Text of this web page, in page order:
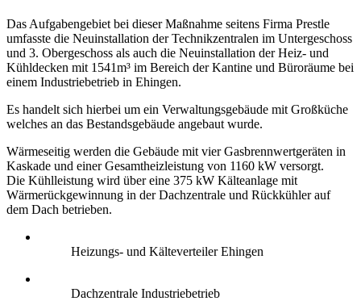
Das Aufgabengebiet bei dieser Maßnahme seitens Firma Prestle
umfasste die Neuinstallation der Technikzentralen im Untergeschoss
und 3. Obergeschoss als auch die Neuinstallation der Heiz- und
Kühldecken mit 1541m³ im Bereich der Kantine und Büroräume bei
einem Industriebetrieb in Ehingen.
Es handelt sich hierbei um ein Verwaltungsgebäude mit Großküche
welches an das Bestandsgebäude angebaut wurde.
Wärmeseitig werden die Gebäude mit vier Gasbrennwertgeräten in
Kaskade und einer Gesamtheizleistung von 1160 kW versorgt.
Die Kühlleistung wird über eine 375 kW Kälteanlage mit
Wärmerückgewinnung in der Dachzentrale und Rückkühler auf
dem Dach betrieben.
Heizungs- und Kälteverteiler Ehingen
Dachzentrale Industriebetrieb